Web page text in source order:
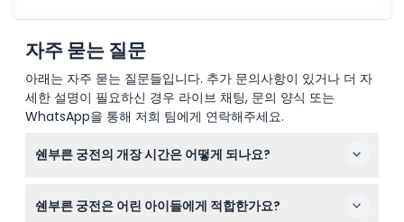
자주 묻는 질문
아래는 자주 묻는 질문들입니다. 추가 문의사항이 있거나 더 자
세한 설명이 필요하신 경우 라이브 채팅, 문의 양식 또는
WhatsApp을 통해 저희 팀에게 연락해주세요.
쉔부른 궁전의 개장 시간은 어떻게 되나요?
됩니다. 대기줄을 피하기 위해 미리 온라인으로 예약 가능
쉔부른 궁전은 어린 아이들에게 적합한가요?